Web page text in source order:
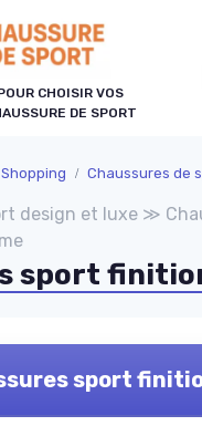
CHOISIR VOS
DE SPORT
Shopping Chaussures de sport
design et luxe ≫
sport
sport